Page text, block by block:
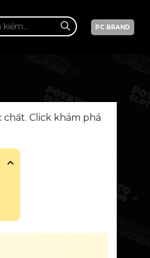
PC BRAND
Click khám phá